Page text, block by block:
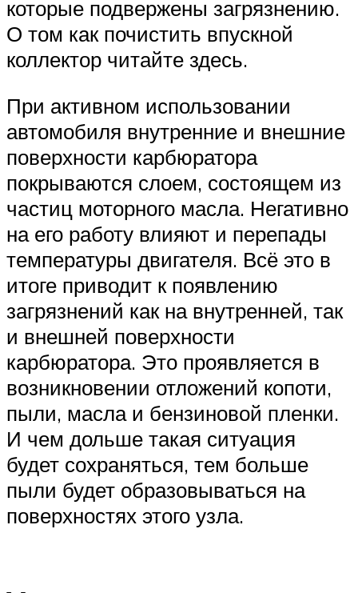
которые подвержены загрязнению.
О том как почистить впускной
коллектор читайте здесь.
При активном использовании
автомобиля внутренние и внешние
поверхности карбюратора
покрываются слоем, состоящем из
частиц моторного масла. Негативно
на его работу влияют и перепады
температуры двигателя. Всё это в
итоге приводит к появлению
загрязнений как на внутренней, так
и внешней поверхности
карбюратора. Это проявляется в
возникновении отложений копоти,
пыли, масла и бензиновой пленки.
И чем дольше такая ситуация
будет сохраняться, тем больше
пыли будет образовываться на
поверхностях этого узла.